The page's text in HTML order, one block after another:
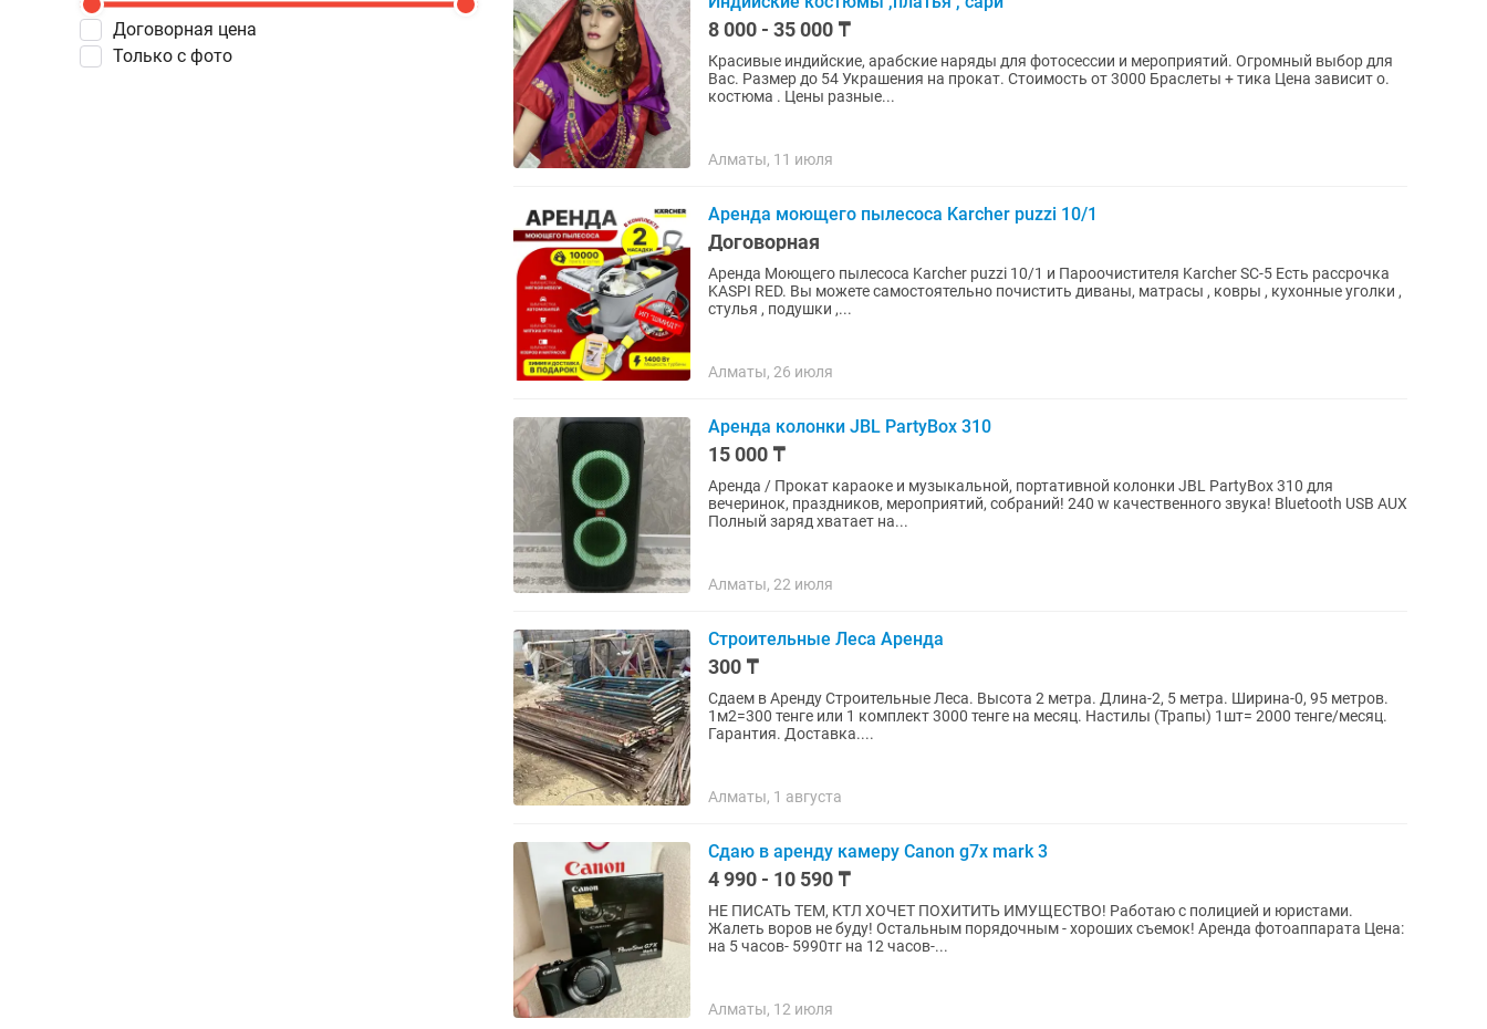
Договорная цена
Только с фото
8 000 - 35 000 ₸
Красивые индийские, арабские наряды для фотосессии и мероприятий. Огромный выбор для
Вас. Размер до 54 Украшения на прокат. Стоимость от 3000 Браслеты + тика Цена зависит о.
костюма . Цены разные...
Алматы, 11 июля
Аренда моющего пылесоса Karcher puzzi 10/1
Договорная
Аренда Моющего пылесоса Karcher puzzi 10/1 и Пароочистителя Karcher SC-5 Есть рассрочка
KASPI RED. Вы можете самостоятельно почистить диваны, матрасы , ковры , кухонные уголки ,
стулья , подушки ,...
Алматы, 26 июля
Аренда колонки JBL PartyBox 310
15 000 ₸
Аренда / Прокат караоке и музыкальной, портативной колонки JBL PartyBox 310 для
вечеринок, праздников, мероприятий, собраний! 240 w качественного звука! Bluetooth USB AUX
Полный заряд хватает на...
Алматы, 22 июля
Строительные Леса Аренда
300 ₸
Сдаем в Аренду Строительные Леса. Высота 2 метра. Длина-2, 5 метра. Ширина-0, 95 метров.
1м2=300 тенге или 1 комплект 3000 тенге на месяц. Настилы (Трапы) 1шт= 2000 тенге/месяц.
Гарантия. Доставка....
Алматы, 1 августа
Сдаю в аренду камеру Canon g7x mark 3
4 990 - 10 590 ₸
НЕ ПИСАТЬ ТЕМ, КТЛ ХОЧЕТ ПОХИТИТЬ ИМУЩЕСТВО! Работаю с полицией и юристами.
Жалеть воров не буду! Остальным порядочным - хороших съемок! Аренда фотоаппарата Цена:
на 5 часов- 5990тг на 12 часов-...
Алматы, 12 июля